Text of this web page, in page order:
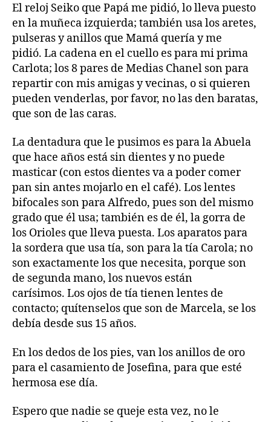
El reloj Seiko que Papá me pidió, lo lleva puesto
en la muñeca izquierda; también usa los aretes,
pulseras y anillos que Mamá quería y me
pidió. La cadena en el cuello es para mi prima
Carlota; los 8 pares de Medias Chanel son para
repartir con mis amigas y vecinas, o si quieren
pueden venderlas, por favor, no las den baratas,
que son de las caras.
La dentadura que le pusimos es para la Abuela
que hace años está sin dientes y no puede
masticar (con estos dientes va a poder comer
pan sin antes mojarlo en el café). Los lentes
bifocales son para Alfredo, pues son del mismo
grado que él usa; también es de él, la gorra de
los Orioles que lleva puesta. Los aparatos para
la sordera que usa tía, son para la tía Carola; no
son exactamente los que necesita, porque son
de segunda mano, los nuevos están
carísimos. Los ojos de tía tienen lentes de
contacto; quítenselos que son de Marcela, se los
debía desde sus 15 años.
En los dedos de los pies, van los anillos de oro
para el casamiento de Josefina, para que esté
hermosa ese día.
Espero que nadie se queje esta vez, no le